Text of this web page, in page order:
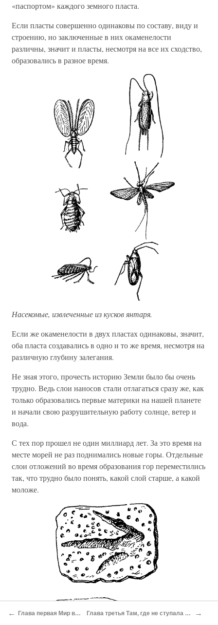
«паспортом» каждого земного пласта.
Если пласты совершенно одинаковы по составу, виду и
строению, но заключенные в них окаменелости
различны, значит и пласты, несмотря на все их сходство,
образовались в разное время.
Насекомые, извлеченные из кусков янтаря.
Если же окаменелости в двух пластах одинаковы, значит,
оба пласта создавались в одно и то же время, несмотря на
различную глубину залегания.
Не зная этого, прочесть историю Земли было бы очень
трудно. Ведь слои наносов стали отлагаться сразу же, как
только образовались первые материки на нашей планете
и начали свою разрушительную работу солнце, ветер и
вода.
С тех пор прошел не один миллиард лет. За это время на
месте морей не раз поднимались новые горы. Отдельные
слои отложений во время образования гор переместились
так, что трудно было понять, какой слой старше, а какой
моложе.
← Глава первая Мир вокруг нас Глава третья Там, где не ступала нога человека →